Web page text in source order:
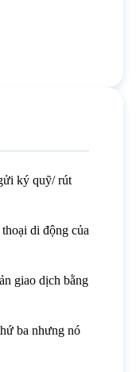
ký quỹ/ rút
di động của
giao dịch bằng
ba nhưng nó